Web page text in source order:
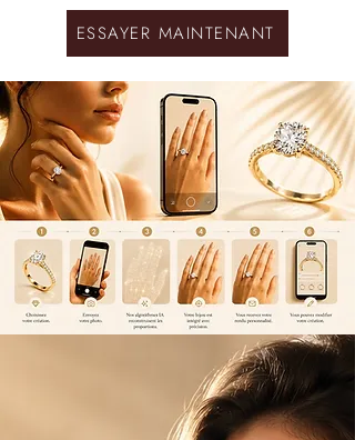
ESSAYER MAINTENANT